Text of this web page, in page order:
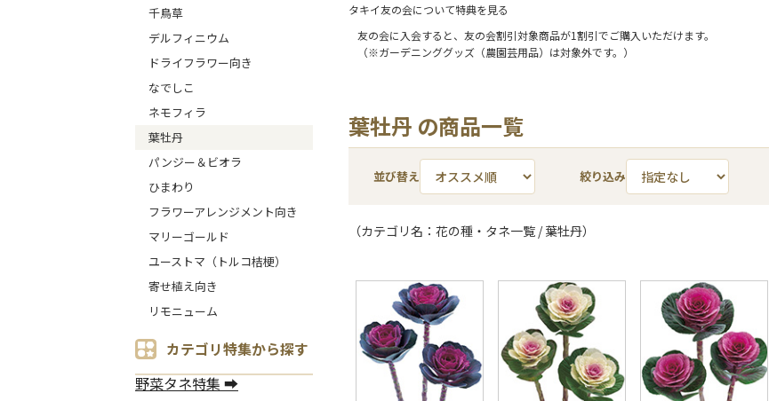
千鳥草
デルフィニウム
ドライフラワー向き
なでしこ
ネモフィラ
葉牡丹
パンジー＆ビオラ
ひまわり
フラワーアレンジメント向き
マリーゴールド
ユーストマ（トルコ桔梗）
寄せ植え向き
リモニューム
カテゴリ特集から探す
野菜タネ特集 ➡
タキイ友の会について特典を見る
友の会に入会すると、友の会割引対象商品が1割引でご購入いただけます。
（※ガーデニンググッズ（農園芸用品）は対象外です。）
葉牡丹 の商品一覧
並び替え 絞り込み
（カテゴリ名：花の種・タネ一覧 / 葉牡丹）